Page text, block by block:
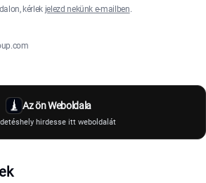
kérlek jelezd nekünk e-mailben.
Az ön Weboldala
hirdesse itt weboldalát